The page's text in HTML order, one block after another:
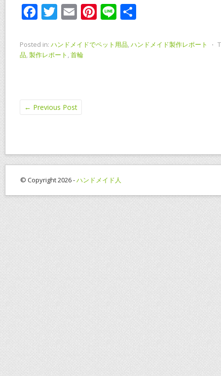
F
e
b
k
T
itt
er
E
ai
l
Pi
er
Li
e
Posted in: ハンドメイドでペット用品,ハンドメイド製作レポート ⋅
品,製作レポート ,首輪
← Previous Post
© Copyright 2026 -ハンドメイド人